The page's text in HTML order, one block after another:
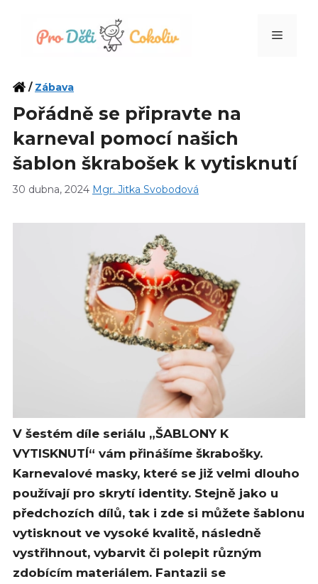
Menu
/ Zábava
Pořádně se připravte na
karneval pomocí našich
šablon škrabošek k vytisknutí
30 dubna, 2024 Mgr. Jitka Svobodová
V šestém díle seriálu „ŠABLONY K
VYTISKNUTÍ“ vám přinášíme škrabošky.
Karnevalové masky, které se již velmi dlouho
používají pro skrytí identity. Stejně jako u
předchozích dílů, tak i zde si můžete šablonu
vytisknout ve vysoké kvalitě, následně
vystřihnout, vybarvit či polepit různým
zdobícím materiálem. Fantazii se